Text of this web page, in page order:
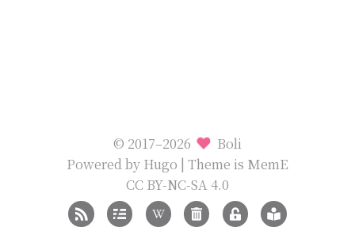
© 2017–2026
Boli
Powered by Hugo | Theme is MemE
CC BY-NC-SA 4.0